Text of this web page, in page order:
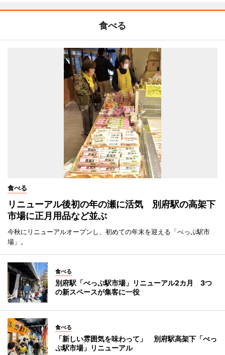
食べる
食べる
リニューアル後初の年の瀬に活気 別府駅の高架下
市場に正月用品など並ぶ
今秋にリニューアルオープンし、初めての年末を迎える「べっぷ駅市
場」。
食べる
別府駅「べっぷ駅市場」リニューアル2カ月 3つ
の新スペースが集客に一役
食べる
「新しい雰囲気を味わって」 別府駅高架下「べっ
ぷ駅市場」リニューアル